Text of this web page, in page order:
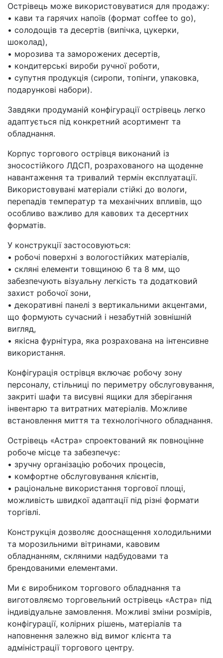
Острівець може використовуватися для продажу:
• кави та гарячих напоїв (формат coffee to go),
• солодощів та десертів (випічка, цукерки,
шоколад),
• морозива та заморожених десертів,
• кондитерські вироби ручної роботи,
• супутня продукція (сиропи, топінги, упаковка,
подарункові набори).
Завдяки продуманій конфігурації острівець легко
адаптується під конкретний асортимент та
обладнання.
Корпус торгового острівця виконаний із
зносостійкого ЛДСП, розрахованого на щоденне
навантаження та тривалий термін експлуатації.
Використовувані матеріали стійкі до вологи,
перепадів температур та механічних впливів, що
особливо важливо для кавових та десертних
форматів.
У конструкції застосовуються:
• робочі поверхні з вологостійких матеріалів,
• скляні елементи товщиною 6 та 8 мм, що
забезпечують візуальну легкість та додатковий
захист робочої зони,
• декоративні панелі з вертикальними акцентами,
що формують сучасний і незабутній зовнішній
вигляд,
• якісна фурнітура, яка розрахована на інтенсивне
використання.
Конфігурація острівця включає робочу зону
персоналу, стільниці по периметру обслуговування,
закриті шафи та висувні ящики для зберігання
інвентарю та витратних матеріалів. Можливе
встановлення миття та технологічного обладнання.
Острівець «Астра» спроектований як повноцінне
робоче місце та забезпечує:
• зручну організацію робочих процесів,
• комфортне обслуговування клієнтів,
• раціональне використання торгової площі,
можливість швидкої адаптації під різні формати
торгівлі.
Конструкція дозволяє дооснащення холодильними
та морозильними вітринами, кавовим
обладнанням, скляними надбудовами та
брендованими елементами.
Ми є виробником торгового обладнання та
виготовляємо торговельний острівець «Астра» під
індивідуальне замовлення. Можливі зміни розмірів,
конфігурації, колірних рішень, матеріалів та
наповнення залежно від вимог клієнта та
адміністрації торгового центру.